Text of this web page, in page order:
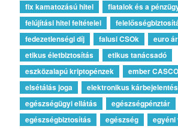
fix kamatozású hitel
fiatalok és a
felújítási hitel feltételei
fedezetlenségi díj
falusi CSOk
euro
etikus életbiztosítás
etikus tanácsadó
eszközalapú kriptopénzek
ember CASCO
elsétálás joga
elektronikus kárbejelentés
egészségügyi ellátás
egészségpénztár
egészségbiztosítás
egészség
egyéni